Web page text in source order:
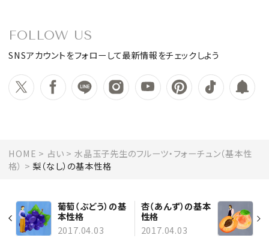
FOLLOW US
SNSアカウントをフォローして最新情報をチェックしよう
HOME 占い
水晶玉子先生のフルーツ・フォーチュン（基本性
格）
梨（なし）の基本性格
葡萄（ぶどう）の基
本性格
2017.04.03
杏（あんず）の基本
性格
2017.04.03